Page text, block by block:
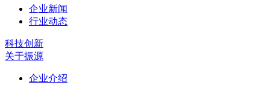
企业新闻
行业动态
科技创新
关于振源
企业介绍